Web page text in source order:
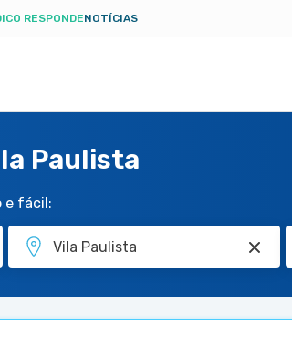
RESPONDENOTÍCIAS
Paulista
e fácil: